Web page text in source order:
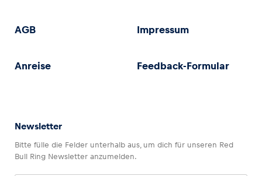
AGB Impressum
Anreise Feedback-Formular
Newsletter
Bitte fülle die Felder unterhalb aus, um dich für unseren Red
Bull Ring Newsletter anzumelden.